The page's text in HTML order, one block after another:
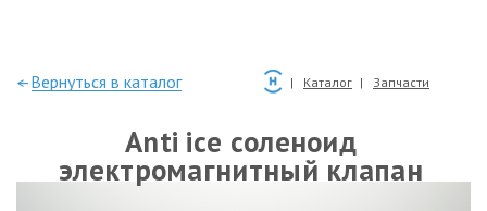
—Вернуться в каталог Каталог Запчасти
Anti ice соленоид
электромагнитный клапан